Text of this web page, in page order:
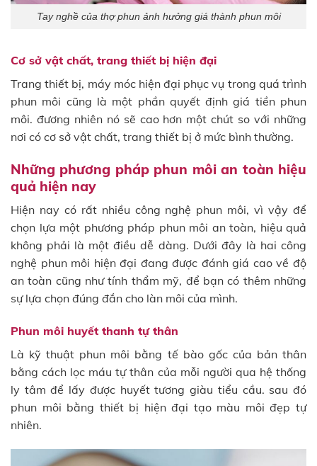
Tay nghề của thợ phun ảnh hưởng giá thành phun môi
Cơ sở vật chất, trang thiết bị hiện đại
Trang thiết bị, máy móc hiện đại phục vụ trong quá trình
phun môi cũng là một phần quyết định giá tiền phun
môi. đương nhiên nó sẽ cao hơn một chút so với những
nơi có cơ sở vật chất, trang thiết bị ở mức bình thường.
Những phương pháp phun môi an toàn hiệu
quả hiện nay
Hiện nay có rất nhiều công nghệ phun môi, vì vậy để
chọn lựa một phương pháp phun môi an toàn, hiệu quả
không phải là một điều dễ dàng. Dưới đây là hai công
nghệ phun môi hiện đại đang được đánh giá cao về độ
an toàn cũng như tính thẩm mỹ, để bạn có thêm những
sự lựa chọn đúng đắn cho làn môi của mình.
Phun môi huyết thanh tự thân
Là kỹ thuật phun môi bằng tế bào gốc của bản thân
bằng cách lọc máu tự thân của mỗi người qua hệ thống
ly tâm để lấy được huyết tương giàu tiểu cầu. sau đó
phun môi bằng thiết bị hiện đại tạo màu môi đẹp tự
nhiên.